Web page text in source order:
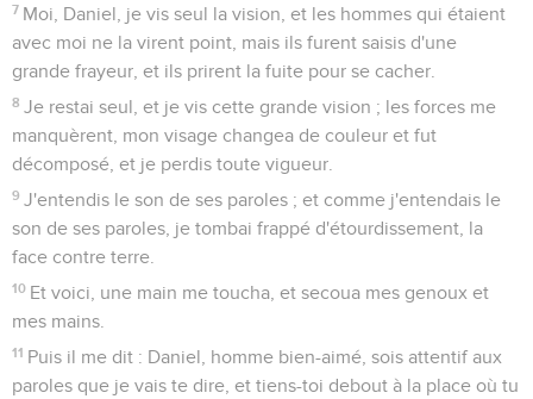
7 Moi, Daniel, je vis seul la vision, et les hommes qui étaient
avec moi ne la virent point, mais ils furent saisis d'une
grande frayeur, et ils prirent la fuite pour se cacher.
8 Je restai seul, et je vis cette grande vision ; les forces me
manquèrent, mon visage changea de couleur et fut
décomposé, et je perdis toute vigueur.
9 J'entendis le son de ses paroles ; et comme j'entendais le
son de ses paroles, je tombai frappé d'étourdissement, la
face contre terre.
10 Et voici, une main me toucha, et secoua mes genoux et
mes mains.
11 Puis il me dit : Daniel, homme bien-aimé, sois attentif aux
paroles que je vais te dire, et tiens-toi debout à la place où tu